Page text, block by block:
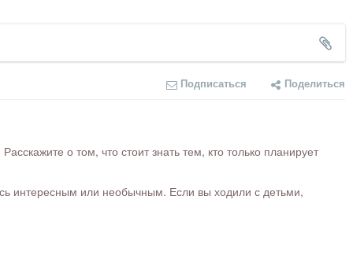
Подписаться Поделиться
о том, что стоит знать тем, кто только планирует
интересным или необычным. Если вы ходили с детьми,